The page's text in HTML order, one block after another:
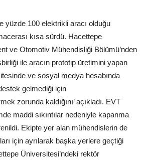
yüzde 100 elektrikli aracı olduğu
kısa sürdü. Hacettepe
ve Otomotiv Mühendisliği Bölümü’nden
ile aracın prototip üretimini yapan
ve sosyal medya hesabında
gelmediği için
zorunda kaldığını’ açıkladı. EVT
maddi sıkıntılar nedeniyle kapanma
Ekipte yer alan mühendislerin de
için ayrılarak başka yerlere geçtiği
Üniversitesi’ndeki rektör